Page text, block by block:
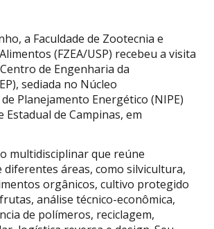
a Faculdade de Zootecnia e
(FZEA/USP) recebeu a visita
de Engenharia da
sediada no Núcleo
Planejamento Energético (NIPE)
Estadual de Campinas, em
multidisciplinar que reúne
diferentes áreas, como silvicultura,
orgânicos, cultivo protegido
análise técnico-econômica,
de polímeros, reciclagem,